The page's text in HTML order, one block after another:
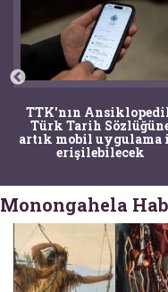
TTK'nın
Türk Tarih
artık mobil uygulama
erişilebilecek
Monongahela